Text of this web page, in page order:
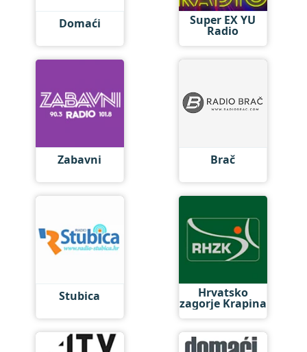
Domaći Super EX YU
Radio
Zabavni Brač
Stubica Hrvatsko
zagorje Krapina